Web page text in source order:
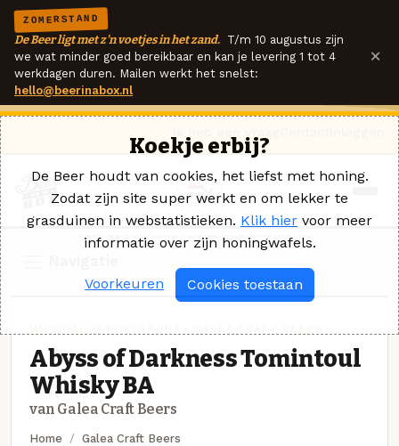
ZOMERSTAND
De Beer ligt met z'n voetjes in het zand. T/m 10 augustus zijn
we wat minder goed bereikbaar en kan je levering 1 tot 4
werkdagen duren. Mailen werkt het snelst:
hello@beerinabox.nl
×
Abyss of Darkness Tomintoul
Whisky BA
van Galea Craft Beers
Home
Galea Craft Beers
Koekje erbij?
De Beer houdt van cookies, het liefst met honing.
Zodat zijn site super werkt en om lekker te
grasduinen in webstatistieken. Klik hier voor meer
informatie over zijn honingwafels.
Voorkeuren Cookies toestaan